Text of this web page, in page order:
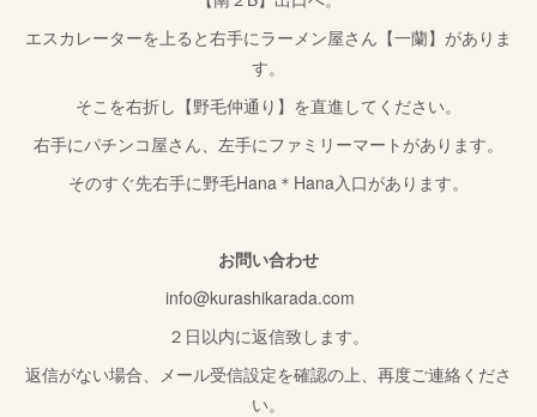
エスカレーターを上ると右手にラーメン屋さん【一蘭】がありま
す。
そこを右折し【野毛仲通り】を直進してください。
右手にパチンコ屋さん、左手にファミリーマートがあります。
そのすぐ先右手に野毛Hana＊Hana入口があります。
お問い合わせ
info@kurashikarada.com
２日以内に返信致します。
返信がない場合、メール受信設定を確認の上、再度ご連絡くださ
い。